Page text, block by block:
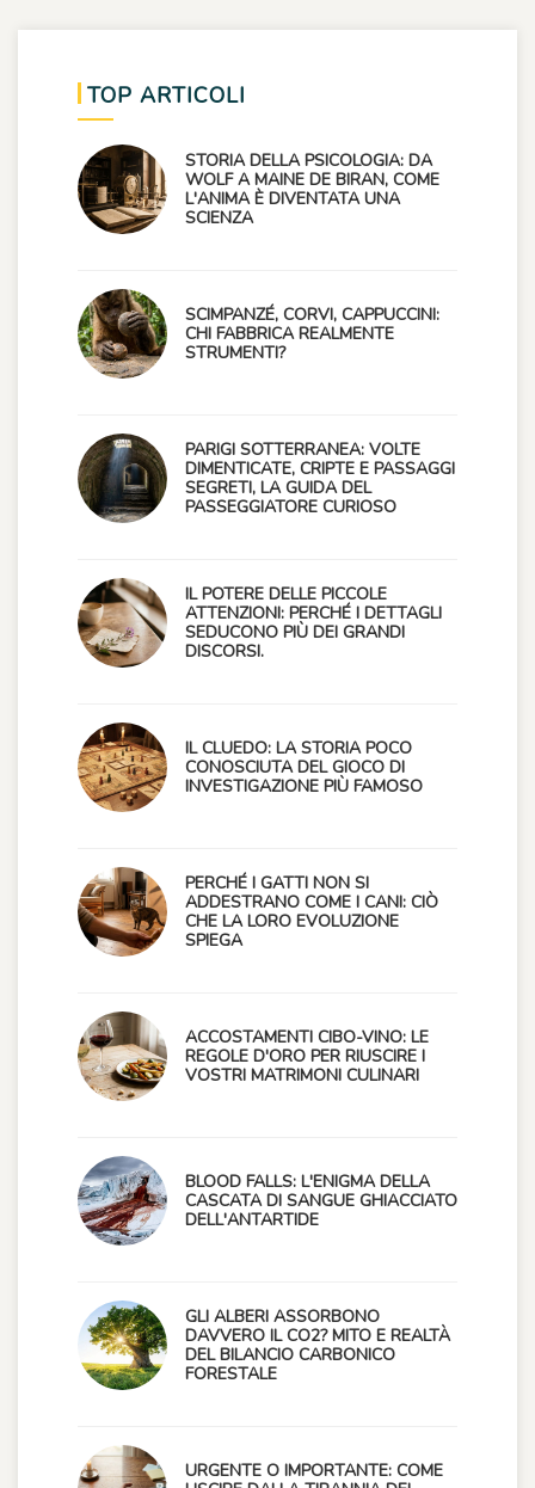
TOP ARTICOLI
STORIA DELLA PSICOLOGIA: DA
WOLF A MAINE DE BIRAN, COME
L'ANIMA È DIVENTATA UNA
SCIENZA
SCIMPANZÉ, CORVI, CAPPUCCINI:
CHI FABBRICA REALMENTE
STRUMENTI?
PARIGI SOTTERRANEA: VOLTE
DIMENTICATE, CRIPTE E PASSAGGI
SEGRETI, LA GUIDA DEL
PASSEGGIATORE CURIOSO
IL POTERE DELLE PICCOLE
ATTENZIONI: PERCHÉ I DETTAGLI
SEDUCONO PIÙ DEI GRANDI
DISCORSI.
IL CLUEDO: LA STORIA POCO
CONOSCIUTA DEL GIOCO DI
INVESTIGAZIONE PIÙ FAMOSO
PERCHÉ I GATTI NON SI
ADDESTRANO COME I CANI: CIÒ
CHE LA LORO EVOLUZIONE
SPIEGA
ACCOSTAMENTI CIBO-VINO: LE
REGOLE D'ORO PER RIUSCIRE I
VOSTRI MATRIMONI CULINARI
BLOOD FALLS: L'ENIGMA DELLA
CASCATA DI SANGUE GHIACCIATO
DELL'ANTARTIDE
GLI ALBERI ASSORBONO
DAVVERO IL CO2? MITO E REALTÀ
DEL BILANCIO CARBONICO
FORESTALE
URGENTE O IMPORTANTE: COME